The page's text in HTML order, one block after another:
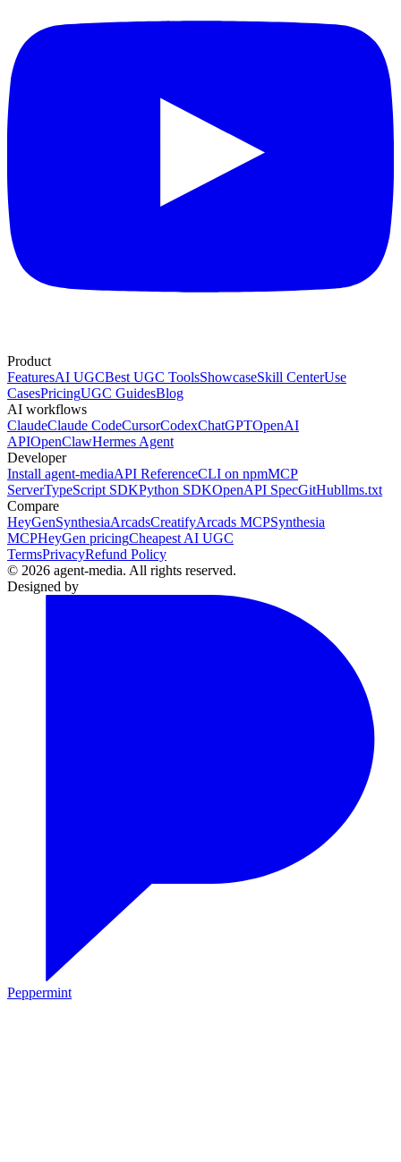
Product
FeaturesAI UGCBest UGC ToolsShowcaseSkill CenterUse
CasesPricingUGC GuidesBlog
AI workflows
ClaudeClaude CodeCursorCodexChatGPTOpenAI
APIOpenClawHermes Agent
Developer
Install agent-mediaAPI ReferenceCLI on npmMCP
ServerTypeScript SDKPython SDKOpenAPI SpecGitHubllms.txt
Compare
HeyGenSynthesiaArcadsCreatifyArcads MCPSynthesia
MCPHeyGen pricingCheapest AI UGC
TermsPrivacyRefund Policy
© 2026 agent-media. All rights reserved.
Designed by
Peppermint